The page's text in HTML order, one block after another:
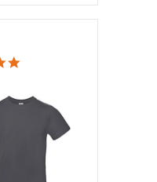
4.8 star rating